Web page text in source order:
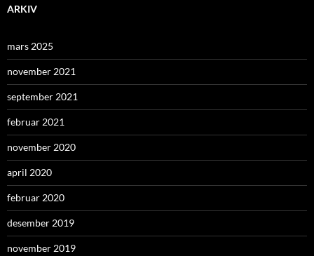
ARKIV
mars 2025
november 2021
september 2021
februar 2021
november 2020
april 2020
februar 2020
desember 2019
november 2019